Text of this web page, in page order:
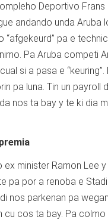
Deportivo Frans
andando unda
“afgekeurd” pa e
Pa Aruba competi
si a pasa e
pa luna. Tin un
nos ta bay y te ki dia
minister Ramon Lee
pa por a renoba e
nos parkenan pa
cu cos ta bay. Pa